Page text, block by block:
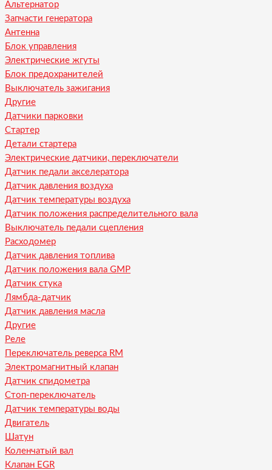
Альтернатор
Запчасти генератора
Антенна
Блок управления
Электрические жгуты
Блок предохранителей
Выключатель зажигания
Другие
Датчики парковки
Стартер
Детали стартера
Электрические датчики, переключатели
Датчик педали акселератора
Датчик давления воздуха
Датчик температуры воздуха
Датчик положения распределительного вала
Выключатель педали сцепления
Расходомер
Датчик давления топлива
Датчик положения вала GMP
Датчик стука
Лямбда-датчик
Датчик давления масла
Другие
Реле
Переключатель реверса RM
Электромагнитный клапан
Датчик спидометра
Стоп-переключатель
Датчик температуры воды
Двигатель
Шатун
Коленчатый вал
Клапан EGR